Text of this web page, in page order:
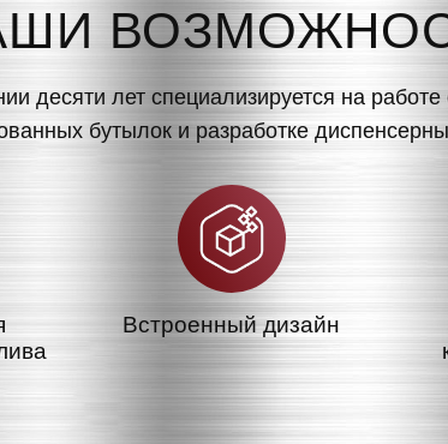
десяти лет специализируется на
бутылок и разработке
Встроенный дизайн